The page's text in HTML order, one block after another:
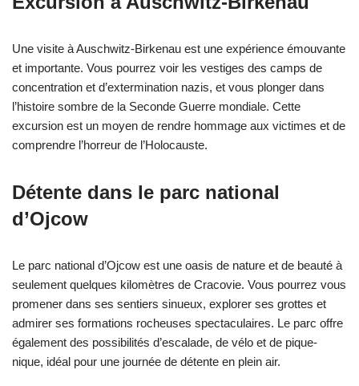
Une visite à Auschwitz-Birkenau est une expérience émouvante
et importante. Vous pourrez voir les vestiges des camps de
concentration et d’extermination nazis, et vous plonger dans
l’histoire sombre de la Seconde Guerre mondiale. Cette
excursion est un moyen de rendre hommage aux victimes et de
comprendre l’horreur de l’Holocauste.
Détente dans le parc national
d’Ojcow
Le parc national d’Ojcow est une oasis de nature et de beauté à
seulement quelques kilomètres de Cracovie. Vous pourrez vous
promener dans ses sentiers sinueux, explorer ses grottes et
admirer ses formations rocheuses spectaculaires. Le parc offre
également des possibilités d’escalade, de vélo et de pique-
nique, idéal pour une journée de détente en plein air.